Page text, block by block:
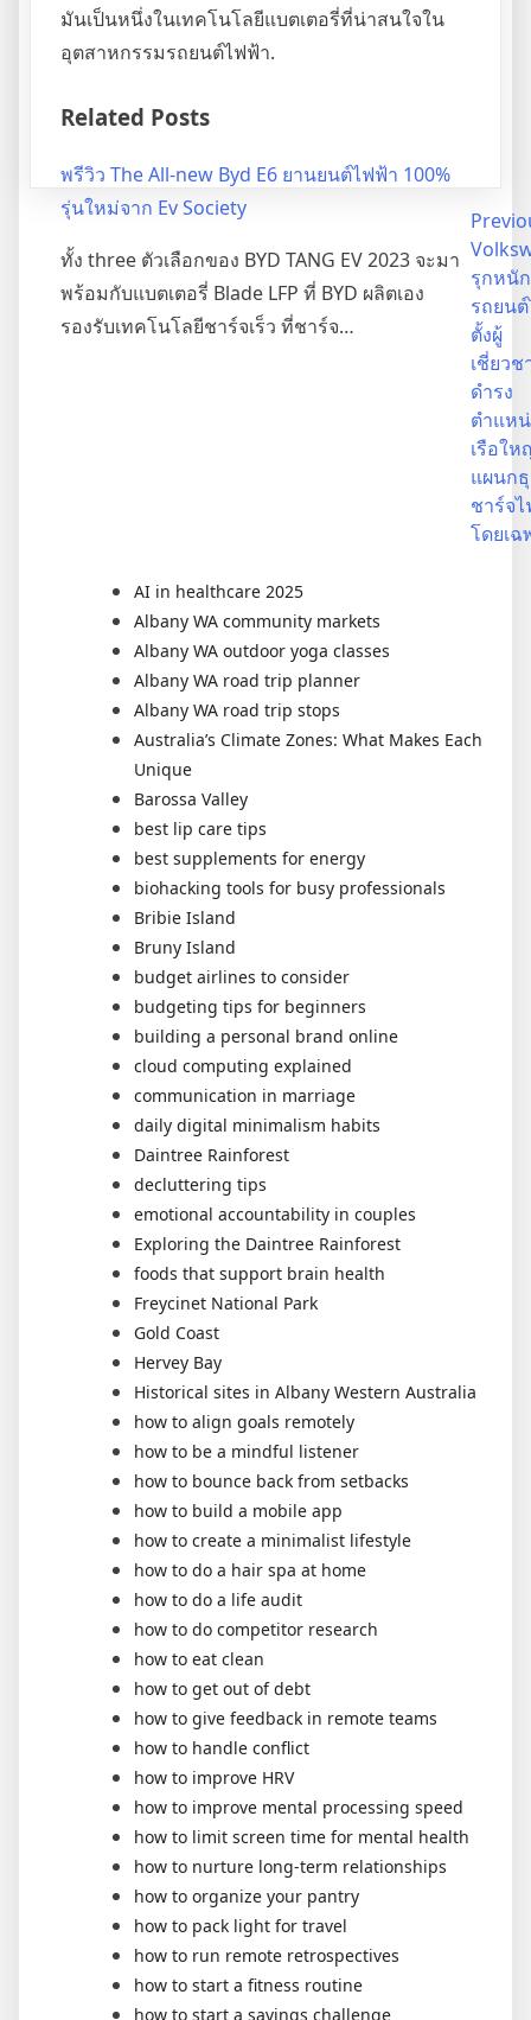
มันเป็นหนึ่งในเทคโนโลยีแบตเตอรี่ที่น่าสนใจใน
อุตสาหกรรมรถยนต์ไฟฟ้า.
Related Posts
พรีวิว The All-new Byd E6 ยานยนต์ไฟฟ้า 100%
รุ่นใหม่จาก Ev Society
ทั้ง three ตัวเลือกของ BYD TANG EV 2023 จะมา
พร้อมกับแบตเตอรี่ Blade LFP ที่ BYD ผลิตเอง
รองรับเทคโนโลยีชาร์จเร็ว ที่ชาร์จ…
Post
navigation
รุกหนัก
รถยน
ตั้งผู้
เชี่ยว
ดำรง
ตำแห
เรือใ
แผนก
ชาร์จ
โดยเฉ
AI in healthcare 2025
Albany WA community markets
Albany WA outdoor yoga classes
Albany WA road trip planner
Albany WA road trip stops
Australia’s Climate Zones: What Makes Each
Unique
Barossa Valley
best lip care tips
best supplements for energy
biohacking tools for busy professionals
Bribie Island
Bruny Island
budget airlines to consider
budgeting tips for beginners
building a personal brand online
cloud computing explained
communication in marriage
daily digital minimalism habits
Daintree Rainforest
decluttering tips
emotional accountability in couples
Exploring the Daintree Rainforest
foods that support brain health
Freycinet National Park
Gold Coast
Hervey Bay
Historical sites in Albany Western Australia
how to align goals remotely
how to be a mindful listener
how to bounce back from setbacks
how to build a mobile app
how to create a minimalist lifestyle
how to do a hair spa at home
how to do a life audit
how to do competitor research
how to eat clean
how to get out of debt
how to give feedback in remote teams
how to handle conflict
how to improve HRV
how to improve mental processing speed
how to limit screen time for mental health
how to nurture long-term relationships
how to organize your pantry
how to pack light for travel
how to run remote retrospectives
how to start a fitness routine
how to start a savings challenge